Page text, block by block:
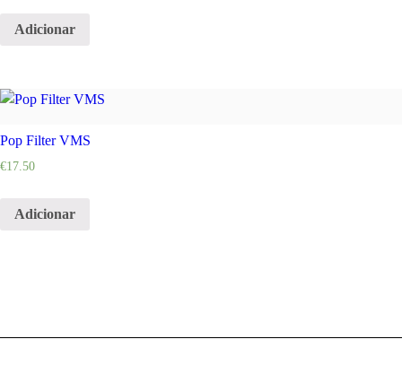
Adicionar
Pop Filter VMS
€17.50
Adicionar